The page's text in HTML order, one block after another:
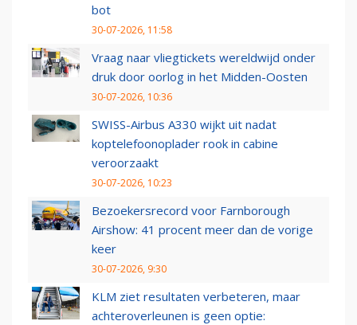
bot
30-07-2026, 11:58
Vraag naar vliegtickets wereldwijd onder
druk door oorlog in het Midden-Oosten
30-07-2026, 10:36
SWISS-Airbus A330 wijkt uit nadat
koptelefoonoplader rook in cabine
veroorzaakt
30-07-2026, 10:23
Bezoekersrecord voor Farnborough
Airshow: 41 procent meer dan de vorige
keer
30-07-2026, 9:30
KLM ziet resultaten verbeteren, maar
achteroverleunen is geen optie: